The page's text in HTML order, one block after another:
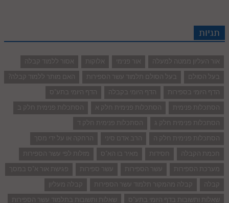
תגיות
אור העליון ממטה למעלה אור פנימי אלוקות
אסור ללמוד קבלה
בעל הסולם
בעל הסולם תלמוד עשר הספירות
האם מותר ללמוד קבלה?
הדף היומי בספירות
הדף היומי בקבלה
הדף היומי בתע"ס
הסתכלות פנימית
הסתכלות פנימית חלק א
הסתכלות פנימית חלק ב
הסתכלות פנימית חלק ג
הסתכלות פנימית חלק ד
הסתכלות פנימית חלק ה
הרב אדם סיני
הרחקה או על ידי מסך
חכמת הקבלה
חסידות מאיר בו הא"ס
מזלות לפי עשר הספירות
מערכת הספירות
עשר הספירות עשר ספירות
פגישת אור א"ס במסך
קבלה
קבלה מהמקור תלמוד עשר הספירות
קבלה מעליון
שאלות ותשובות בדף היומי בתע"ס
שאלות ותשובות בתלמוד עשר הספירות